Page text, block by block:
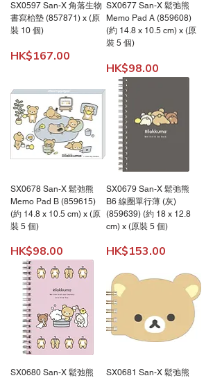
SX0597 San-X 角落生物
書寫枱墊 (857871) x (原
裝 10 個)
價格
HK$167.00
SX0677 San-X 鬆弛熊
Memo Pad A (859608)
(約 14.8 x 10.5 cm) x (原
裝 5 個)
價格
HK$98.00
SX0678 San-X 鬆弛熊
Memo Pad B (859615)
(約 14.8 x 10.5 cm) x (原
裝 5 個)
價格
HK$98.00
SX0679 San-X 鬆弛熊
B6 線圈單行薄 (灰)
(859639) (約 18 x 12.8
cm) x (原裝 5 個)
價格
HK$153.00
SX0680 San-X 鬆弛熊
SX0681 San-X 鬆弛熊